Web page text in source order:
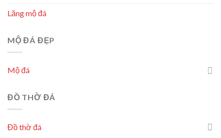
Lăng mộ đá
MỘ ĐÁ ĐẸP
Mộ đá
ĐỒ THỜ ĐÁ
Đồ thờ đá